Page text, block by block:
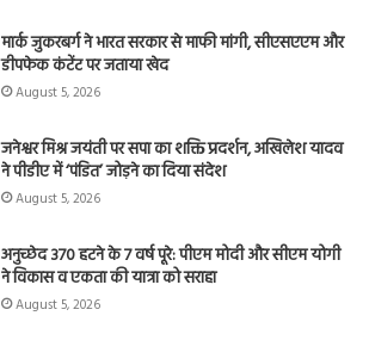
मार्क जुकरबर्ग ने भारत सरकार से माफी मांगी, सीएसएएम और
डीपफेक कंटेंट पर जताया खेद
August 5, 2026
जनेश्वर मिश्र जयंती पर सपा का शक्ति प्रदर्शन, अखिलेश यादव
ने पीडीए में ‘पंडित’ जोड़ने का दिया संदेश
August 5, 2026
अनुच्छेद 370 हटने के 7 वर्ष पूरे: पीएम मोदी और सीएम योगी
ने विकास व एकता की यात्रा को सराहा
August 5, 2026